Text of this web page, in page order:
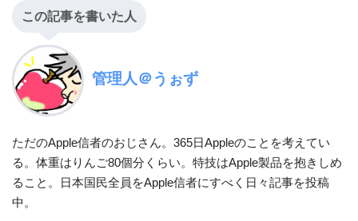
この記事を書いた人
管理人＠うぉず
ただのApple信者のおじさん。365日Appleのことを考えてい
る。体重はりんご80個分くらい。特技はApple製品を抱きしめ
ること。日本国民全員をApple信者にすべく日々記事を投稿
中。